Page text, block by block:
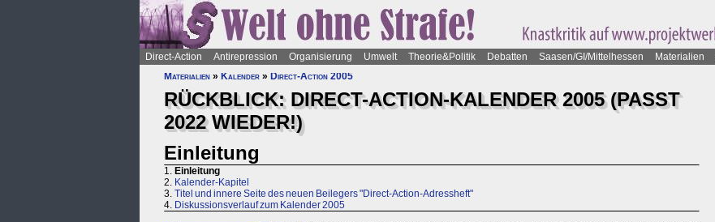
Direct-Action Antirepression Organisierung Umwelt Theorie&Politik Debatten Saasen/GI/Mittelhessen Materialien
Materialien » Kalender » Direct-Action 2005
RÜCKBLICK: DIRECT-ACTION-KALENDER 2005 (PASST
2022 WIEDER!)
Einleitung
1. Einleitung
2. Kalender-Kapitel
3. Titel und innere Seite des neuen Beilegers "Direct-Action-Adressheft"
4. Diskussionsverlauf zum Kalender 2005